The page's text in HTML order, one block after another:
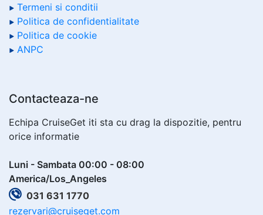
Termeni si conditii
Politica de confidentialitate
Politica de cookie
ANPC
Contacteaza-ne
Echipa CruiseGet iti sta cu drag la dispozitie, pentru
orice informatie
Luni - Sambata 00:00 - 08:00
America/Los_Angeles
031 631 1770
rezervari@cruiseget.com